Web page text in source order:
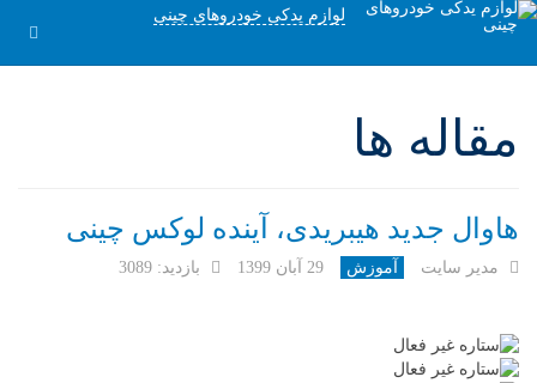
لوازم یدکی خودروهای چینی
مقاله ها
هاوال جدید هیبریدی، آینده لوکس چینی
مدیر سایت آموزش 29 آبان 1399 بازدید: 3089